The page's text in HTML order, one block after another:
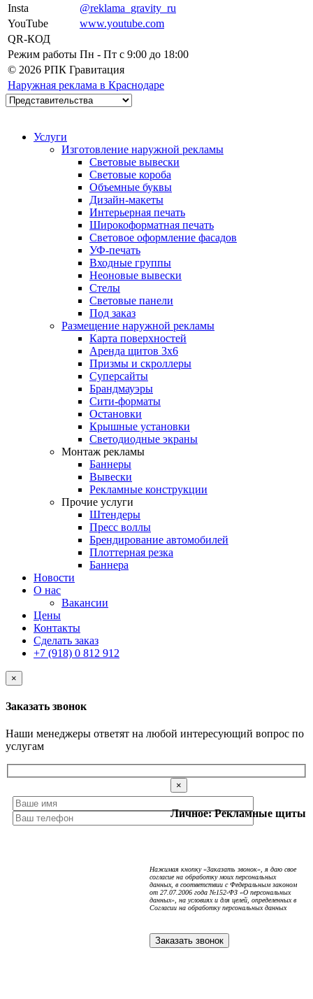
Insta
@reklama_gravity_ru
YouTube
www.youtube.com
QR-КОД
Режим работы Пн - Пт c 9:00 до 18:00
© 2026 РПК Гравитация
Наружная реклама в Краснодаре
Услуги
Изготовление наружной рекламы
Световые вывески
Световые короба
Объемные буквы
Дизайн-макеты
Интерьерная печать
Широкоформатная печать
Световое оформление фасадов
УФ-печать
Входные группы
Неоновые вывески
Стелы
Световые панели
Под заказ
Размещение наружной рекламы
Карта поверхностей
Аренда щитов 3х6
Призмы и скроллеры
Суперсайты
Брандмауэры
Сити-форматы
Остановки
Крышные установки
Светодиодные экраны
Монтаж рекламы
Баннеры
Вывески
Рекламные конструкции
Прочие услуги
Штендеры
Пресс воллы
Брендирование автомобилей
Плоттерная резка
Баннера
Новости
О нас
Вакансии
Цены
Контакты
Сделать заказ
+7 (918) 0 812 912
×
Заказать звонок
Наши менеджеры ответят на любой интересующий вопрос по
услугам
Нажимая кнопку «Заказать звонок», я даю свое
согласие на обработку моих персональных
данных, в соответствии с Федеральным законом
от 27.07.2006 года №152-ФЗ «О персональных
данных», на условиях и для целей, определенных в
Согласии на обработку персональных данных
×
Личное: Рекламные щиты